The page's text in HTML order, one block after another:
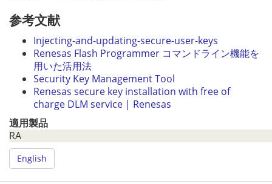
参考文献
Injecting-and-updating-secure-user-keys
Renesas Flash Programmer コマンドライン機能を
用いた活用法
Security Key Management Tool
Renesas secure key installation with free of
charge DLM service | Renesas
適用製品
RA
English